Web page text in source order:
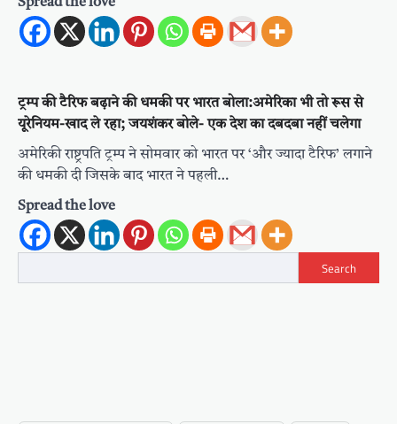
Spread the love
ट्रम्प की टैरिफ बढ़ाने की धमकी पर भारत बोला:अमेरिका भी तो रूस से
यूरेनियम-खाद ले रहा; जयशंकर बोले- एक देश का दबदबा नहीं चलेगा
अमेरिकी राष्ट्रपति ट्रम्प ने सोमवार को भारत पर ‘और ज्यादा टैरिफ’ लगाने
की धमकी दी जिसके बाद भारत ने पहली…
Spread the love
Search